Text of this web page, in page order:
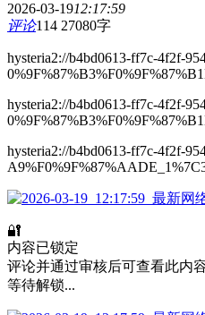
2026-03-1912:17:59
评论114 27080字
hysteria2://b4bd0613-ff7c-4f2f-
hysteria2://b4bd0613-ff7c-4f2f-
hysteria2://b4bd0613-ff7c-4f2f-
🔐
内容已锁定
评论并通过审核后可查看此内
等待解锁...